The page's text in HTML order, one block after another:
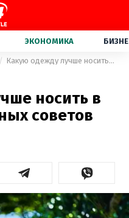
ЭКОНОМИКА
Какую одежду лучше носить в жару: 5 выверенных советов
носить в
советов